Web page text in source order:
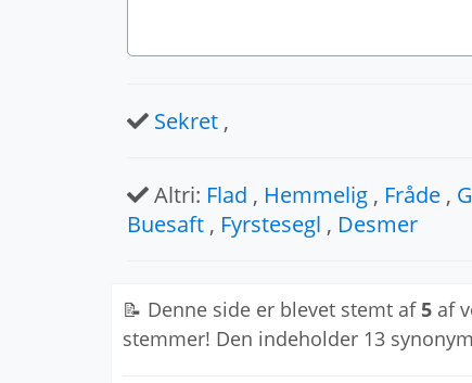
Sekret ,
Altri: Flad , Hemmelig , Fråde ,
Buesaft , Fyrstesegl , Desmer
📝 Denne side er blevet stemt af 5 af
stemmer! Den indeholder 13